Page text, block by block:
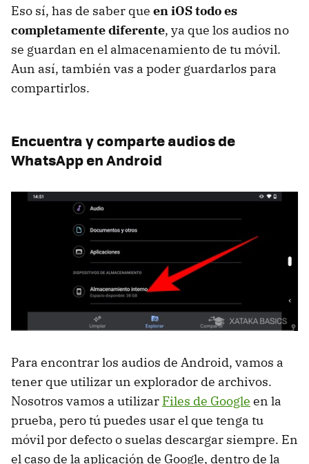
Eso sí, has de saber que en iOS todo es
completamente diferente, ya que los audios no
se guardan en el almacenamiento de tu móvil.
Aun así, también vas a poder guardarlos para
compartirlos.
Encuentra y comparte audios de
WhatsApp en Android
Para encontrar los audios de Android, vamos a
tener que utilizar un explorador de archivos.
Nosotros vamos a utilizar Files de Google en la
prueba, pero tú puedes usar el que tenga tu
móvil por defecto o suelas descargar siempre. En
el caso de la aplicación de Google, dentro de la